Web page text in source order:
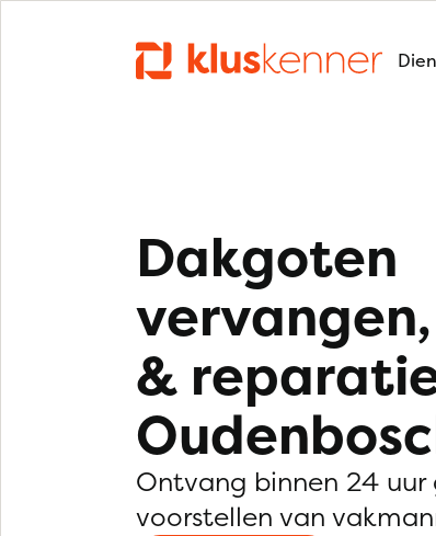
Dakgoten
&
Ontvang binnen 24
voorstellen van